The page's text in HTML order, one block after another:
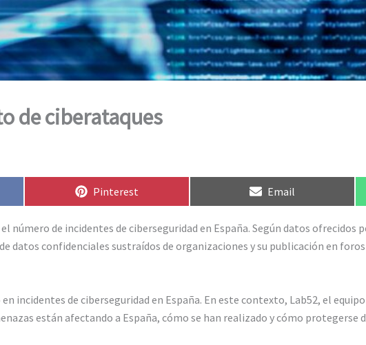
de ciberataques
Compartir
Pinterest
Compartir
Email
de incidentes de ciberseguridad en España. Según datos ofrecidos
datos confidenciales sustraídos de organizaciones y su publicación en
incidentes de ciberseguridad en España. En este contexto, Lab52, el
están afectando a España, cómo se han realizado y cómo protegerse